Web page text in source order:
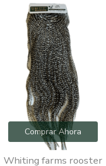
Comprar Ahora
Whiting farms rooster